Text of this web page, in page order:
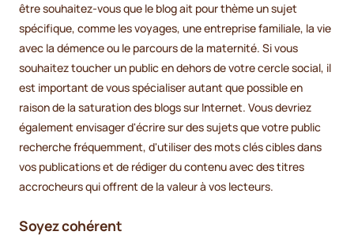
être souhaitez-vous que le blog ait pour thème un sujet
spécifique, comme les voyages, une entreprise familiale, la vie
avec la démence ou le parcours de la maternité. Si vous
souhaitez toucher un public en dehors de votre cercle social, il
est important de vous spécialiser autant que possible en
raison de la saturation des blogs sur Internet. Vous devriez
également envisager d'écrire sur des sujets que votre public
recherche fréquemment, d'utiliser des mots clés cibles dans
vos publications et de rédiger du contenu avec des titres
accrocheurs qui offrent de la valeur à vos lecteurs.
Soyez cohérent